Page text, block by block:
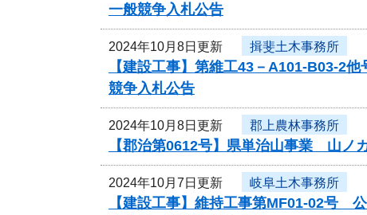
一般競争入札公告
2024年10月8日更新 揖斐土木事務所
【建設工事】第維工43－A101-B03-2
競争入札公告
2024年10月8日更新 郡上農林事務所
【郡治第0612号】県単治山事業 山ノ
2024年10月7日更新 岐阜土木事務所
【建設工事】維持工事第MF01-02号